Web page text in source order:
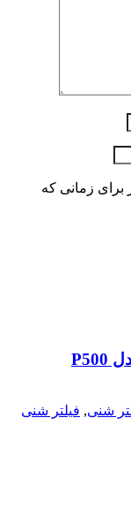
برای زمانی که
شنی, فیلتر شنی